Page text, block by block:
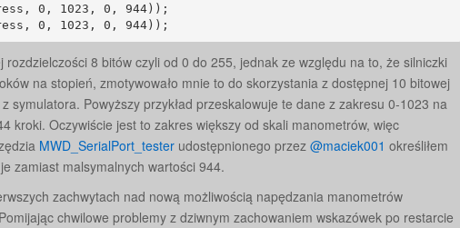
0, 1023, 0, 944));
0, 1023, 0, 944));
rozdzielczości 8 bitów czyli od 0 do 255, jednak ze względu na to, że silniczki
na stopień, zmotywowało mnie to do skorzystania z dostępnej 10 bitowej
symulatora. Powyższy przykład przeskalowuje te dane z zakresu 0-1023 na
kroki. Oczywiście jest to zakres większy od skali manometrów, więc
MWD_SerialPort_tester udostępnionego przez @maciek001 określiłem
zamiast malsymalnych wartości 944.
zachwytach nad nową możliwością napędzania manometrów
chwilowe problemy z dziwnym zachowaniem wskazówek po restarcie